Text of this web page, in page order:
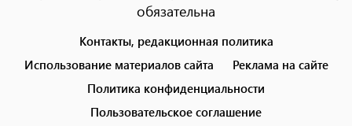
обязательна
menu
Контакты, редакционная политика
Использование материалов сайта
Реклама на сайте
Политика конфиденциальности
Пользовательское соглашение